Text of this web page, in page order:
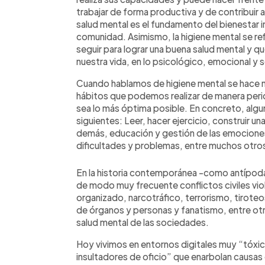
trabajar de forma productiva y de contribuir
salud mental es el fundamento del bienestar
comunidad. Asimismo, la higiene mental se
seguir para lograr una buena salud mental y
nuestra vida, en lo psicológico, emocional y
Cuando hablamos de higiene mental se
hábitos que podemos realizar de manera
sea lo más óptima posible. En concreto,
siguientes: Leer, hacer ejercicio, construir
demás, educación y gestión de las
dificultades y problemas, entre muchos
En la historia contemporánea -como
de modo muy frecuente conflictos civiles
organizado, narcotráfico, terrorismo,
de órganos y personas y fanatismo, entre
salud mental de las sociedades.
Hoy vivimos en entornos digitales muy
insultadores de oficio” que enarbolan